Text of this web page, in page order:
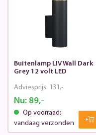
Buitenlamp LIV Wall Dark
Grey 12 volt LED
Nu:89,-
Adviesprijs: 131,-
Op voorraad:
vandaag verzonden